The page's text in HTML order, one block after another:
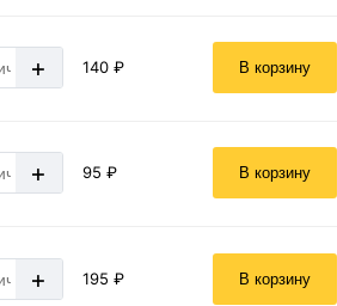
+ 140 ₽ В корзину
+ 95 ₽ В корзину
+ 195 ₽ В корзину